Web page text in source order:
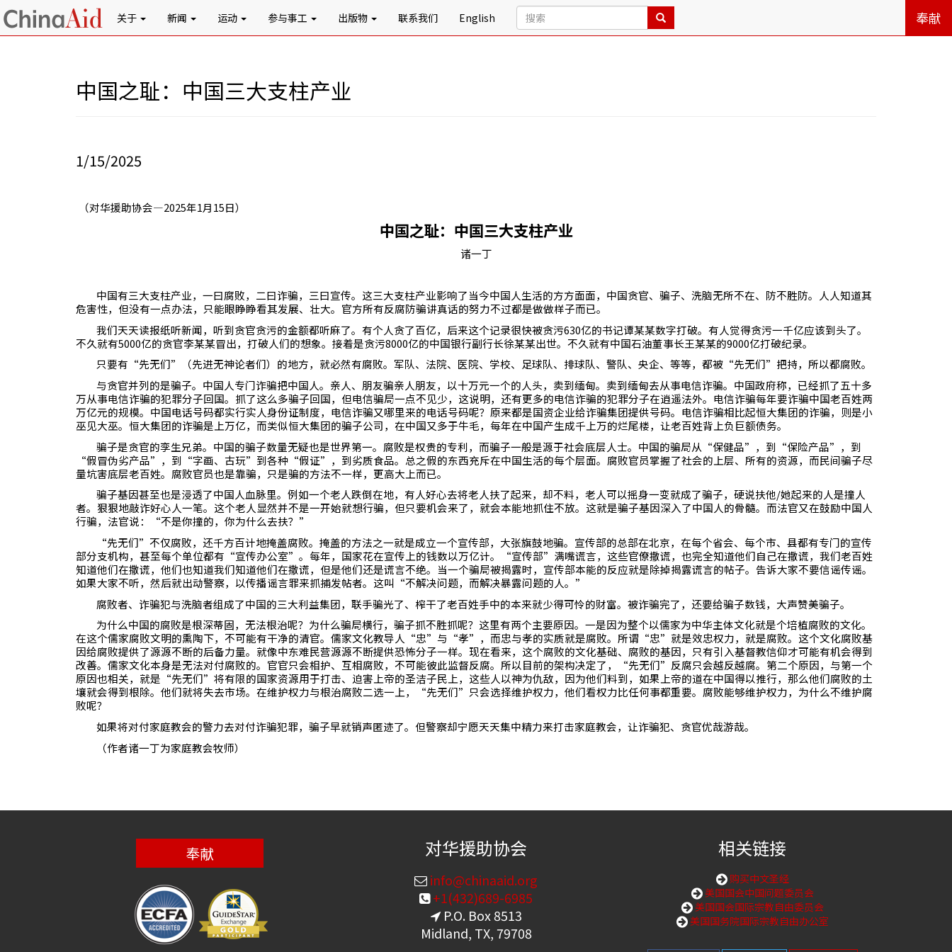
关于 新闻 运动 参与事工 出版物 联系我们 English 奉献
中国之耻：中国三大支柱产业
1/15/2025
（对华援助协会—2025年1月15日）
中国之耻：中国三大支柱产业
诸一丁
中国有三大支柱产业，一曰腐败，二曰诈骗，三曰宣传。这三大支柱产业影响了当今中国人生活的方方面面，中国贪官、骗子、洗脑无所不在、防不胜防。人人知道其
危害性，但没有一点办法，只能眼睁睁看其发展、壮大。官方所有反腐防骗讲真话的努力不过都是做做样子而已。
我们天天读报纸听新闻，听到贪官贪污的金额都听麻了。有个人贪了百亿，后来这个记录很快被贪污630亿的书记谭某某数字打破。有人觉得贪污一千亿应该到头了。
不久就有5000亿的贪官李某某冒出，打破人们的想象。接着是贪污8000亿的中国银行副行长徐某某出世。不久就有中国石油董事长王某某的9000亿打破纪录。
只要有“先无们”（先进无神论者们）的地方，就必然有腐败。军队、法院、医院、学校、足球队、排球队、警队、央企、等等，都被“先无们”把持，所以都腐败。
与贪官并列的是骗子。中国人专门诈骗把中国人。亲人、朋友骗亲人朋友，以十万元一个的人头，卖到缅甸。卖到缅甸去从事电信诈骗。中国政府称，已经抓了五十多
万从事电信诈骗的犯罪分子回国。抓了这么多骗子回国，但电信骗局一点不见少，这说明，还有更多的电信诈骗的犯罪分子在逍遥法外。电信诈骗每年要诈骗中国老百姓两
万亿元的规模。中国电话号码都实行实人身份证制度，电信诈骗又哪里来的电话号码呢？原来都是国资企业给诈骗集团提供号码。电信诈骗相比起恒大集团的诈骗，则是小
巫见大巫。恒大集团的诈骗是上万亿，而类似恒大集团的骗子公司，在中国又多于牛毛，每年在中国产生成千上万的烂尾楼，让老百姓背上负巨额债务。
骗子是贪官的孪生兄弟。中国的骗子数量无疑也是世界第一。腐败是权贵的专利，而骗子一般是源于社会底层人士。中国的骗局从“保健品”，到“保险产品”，到
“假冒伪劣产品”，到“字画、古玩”到各种“假证”，到劣质食品。总之假的东西充斥在中国生活的每个层面。腐败官员掌握了社会的上层、所有的资源，而民间骗子尽
量坑害底层老百姓。腐败官员也是靠骗，只是骗的方法不一样，更高大上而已。
骗子基因甚至也是浸透了中国人血脉里。例如一个老人跌倒在地，有人好心去将老人扶了起来，却不料，老人可以摇身一变就成了骗子，硬说扶他/她起来的人是撞人
者。狠狠地敲诈好心人一笔。这个老人显然并不是一开始就想行骗，但只要机会来了，就会本能地抓住不放。这就是骗子基因深入了中国人的骨髓。而法官又在鼓励中国人
行骗，法官说：“不是你撞的，你为什么去扶？”
“先无们”不仅腐败，还千方百计地掩盖腐败。掩盖的方法之一就是成立一个宣传部，大张旗鼓地骗。宣传部的总部在北京，在每个省会、每个市、县都有专门的宣传
部分支机构，甚至每个单位都有“宣传办公室”。每年，国家花在宣传上的钱数以万亿计。“宣传部”满嘴谎言，这些官僚撒谎，也完全知道他们自己在撒谎，我们老百姓
知道他们在撒谎，他们也知道我们知道他们在撒谎，但是他们还是谎言不绝。当一个骗局被揭露时，宣传部本能的反应就是除掉揭露谎言的帖子。告诉大家不要信谣传谣。
如果大家不听，然后就出动警察，以传播谣言罪来抓捕发帖者。这叫“不解决问题，而解决暴露问题的人。”
腐败者、诈骗犯与洗脑者组成了中国的三大利益集团，联手骗光了、榨干了老百姓手中的本来就少得可怜的财富。被诈骗完了，还要给骗子数钱，大声赞美骗子。
为什么中国的腐败是根深蒂固，无法根治呢？为什么骗局横行，骗子抓不胜抓呢？这里有两个主要原因。一是因为整个以儒家为中华主体文化就是个培植腐败的文化。
在这个儒家腐败文明的熏陶下，不可能有干净的清官。儒家文化教导人“忠”与“孝”，而忠与孝的实质就是腐败。所谓“忠”就是效忠权力，就是腐败。这个文化腐败基
因给腐败提供了源源不断的后备力量。就像中东难民营源源不断提供恐怖分子一样。现在看来，这个腐败的文化基础、腐败的基因，只有引入基督教信仰才可能有机会得到
改善。儒家文化本身是无法对付腐败的。官官只会相护、互相腐败，不可能彼此监督反腐。所以目前的架构决定了，“先无们”反腐只会越反越腐。第二个原因，与第一个
原因也相关，就是“先无们”将有限的国家资源用于打击、迫害上帝的圣洁子民上，这些人以神为仇敌，因为他们料到，如果上帝的道在中国得以推行，那么他们腐败的土
壤就会得到根除。他们就将失去市场。在维护权力与根治腐败二选一上，“先无们”只会选择维护权力，他们看权力比任何事都重要。腐败能够维护权力，为什么不维护腐
败呢？
如果将对付家庭教会的警力去对付诈骗犯罪，骗子早就销声匿迹了。但警察却宁愿天天集中精力来打击家庭教会，让诈骗犯、贪官优哉游哉。
（作者诸一丁为家庭教会牧师）
奉献 对华援助协会
info@chinaaid.org
+1(432)689-6985
P.O. Box 8513
Midland, TX, 79708
相关链接
购买中文圣经
美国国会中国问题委员会
美国国会国际宗教自由委员会
美国国务院国际宗教自由办公室